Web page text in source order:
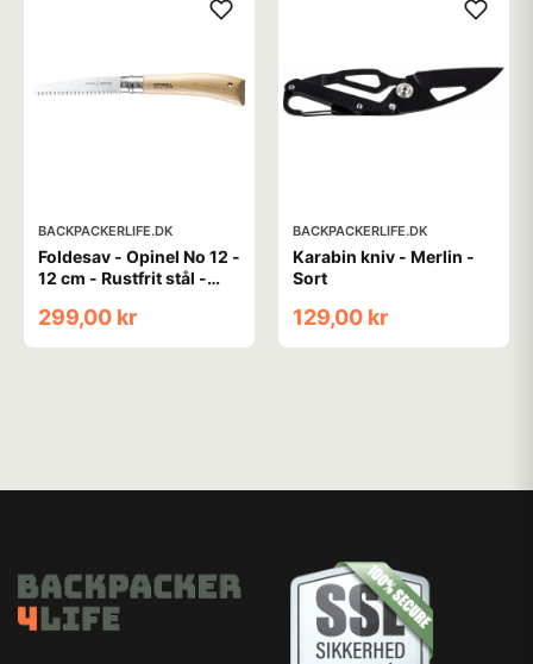
BACKPACKERLIFE.DK
Foldesav - Opinel No 12 -
12 cm - Rustfrit stål -
299,00 kr
BACKPACKERLIFE.DK
Karabin kniv - Merlin -
Sort
129,00 kr